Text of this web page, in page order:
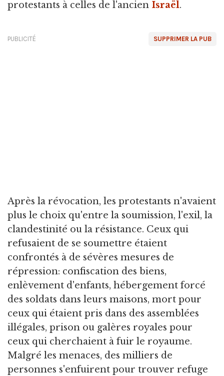
protestants à celles de l'ancien Israël.
SUPPRIMER LA PUB
PUBLICITÉ
Après la révocation, les protestants n'avaient
plus le choix qu'entre la soumission, l'exil, la
clandestinité ou la résistance. Ceux qui
refusaient de se soumettre étaient
confrontés à de sévères mesures de
répression: confiscation des biens,
enlèvement d'enfants, hébergement forcé
des soldats dans leurs maisons, mort pour
ceux qui étaient pris dans des assemblées
illégales, prison ou galères royales pour
ceux qui cherchaient à fuir le royaume.
Malgré les menaces, des milliers de
personnes s'enfuirent pour trouver refuge